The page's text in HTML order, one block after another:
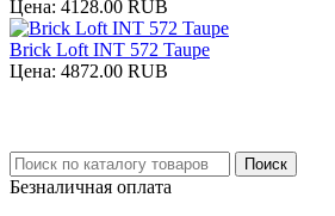
Цена: 4128.00 RUB
Brick Loft INT 572 Taupe
Цена: 4872.00 RUB
Безналичная оплата